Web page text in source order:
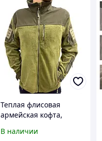
Теплая флисовая
армейская кофта,
военных и армии зсу
В наличии